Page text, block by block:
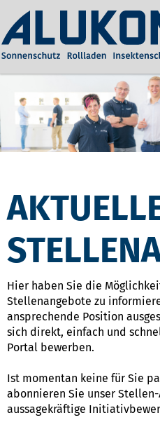
Hier haben Sie die
Stellenangebote zu
ansprechende Position
sich direkt, einfach und
Portal bewerben.
Ist momentan keine für Sie
abonnieren Sie unser
aussagekräftige